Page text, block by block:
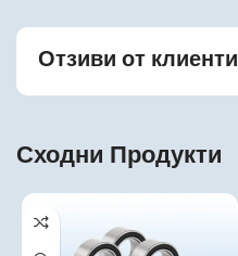
Отзиви от клиенти
Сходни Продукти